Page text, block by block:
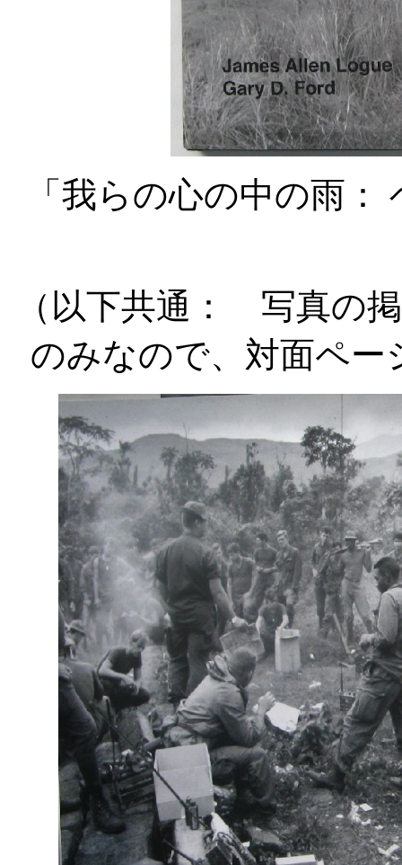
「我らの心の中の雨：
（以下共通： 写真の
のみなので、対面ペ